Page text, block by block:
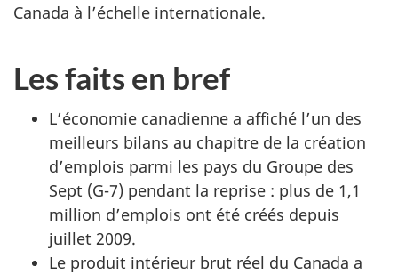
Canada à l’échelle internationale.
Les faits en bref
L’économie canadienne a affiché l’un des
meilleurs bilans au chapitre de la création
d’emplois parmi les pays du Groupe des
Sept (G-7) pendant la reprise : plus de 1,1
million d’emplois ont été créés depuis
juillet 2009.
Le produit intérieur brut réel du Canada a